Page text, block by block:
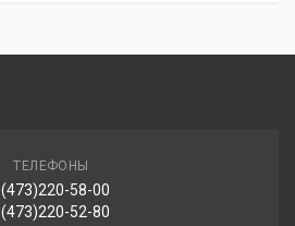
ТЕЛЕФОНЫ
58-00
52-80